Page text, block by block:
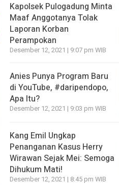
Kapolsek Pulogadung Minta
Maaf Anggotanya Tolak
Laporan Korban
Perampokan
Desember 12, 2021 | 9:07 pm WIB
Anies Punya Program Baru
di YouTube, #daripendopo,
Apa Itu?
Desember 12, 2021 | 9:03 pm WIB
Kang Emil Ungkap
Penanganan Kasus Herry
Wirawan Sejak Mei: Semoga
Dihukum Mati!
Desember 12, 2021 | 8:45 pm WIB